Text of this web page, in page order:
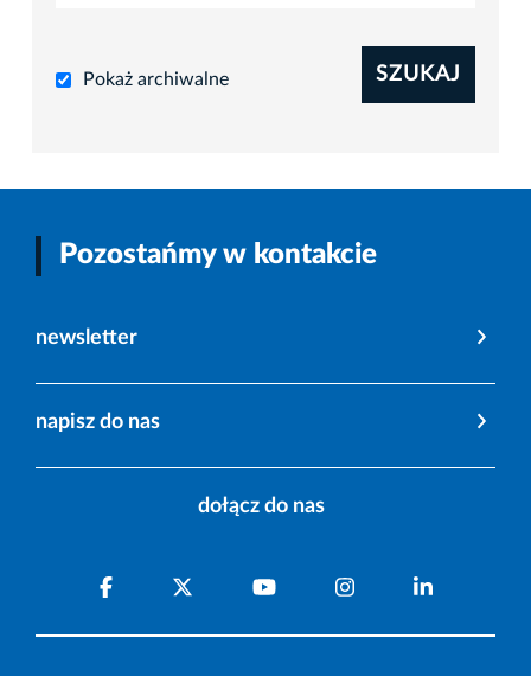
Pokaż archiwalne SZUKAJ
Pozostańmy w kontakcie
newsletter
napisz do nas
dołącz do nas